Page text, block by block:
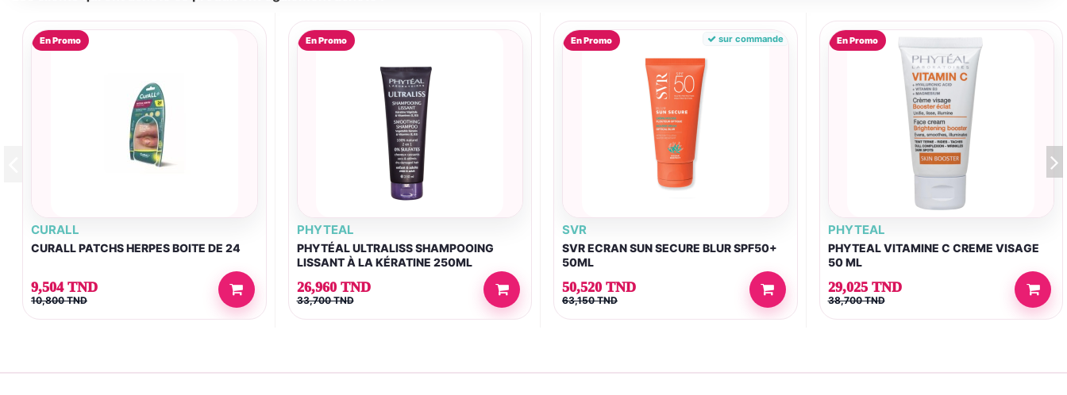
En Promo
CURALL
CURALL PATCHS HERPES BOITE DE 24
9,504 TND
10,800 TND
En Promo
PHYTEAL
PHYTÉAL ULTRALISS SHAMPOOING
LISSANT À LA KÉRATINE 250ML
26,960 TND
33,700 TND
En Promo sur commande
SVR
SVR ECRAN SUN SECURE BLUR SPF50+
50ML
50,520 TND
63,150 TND
En Promo
PHYTEAL
PHYTEAL VITAMINE C CREME VISAGE
50 ML
29,025 TND
38,700 TND